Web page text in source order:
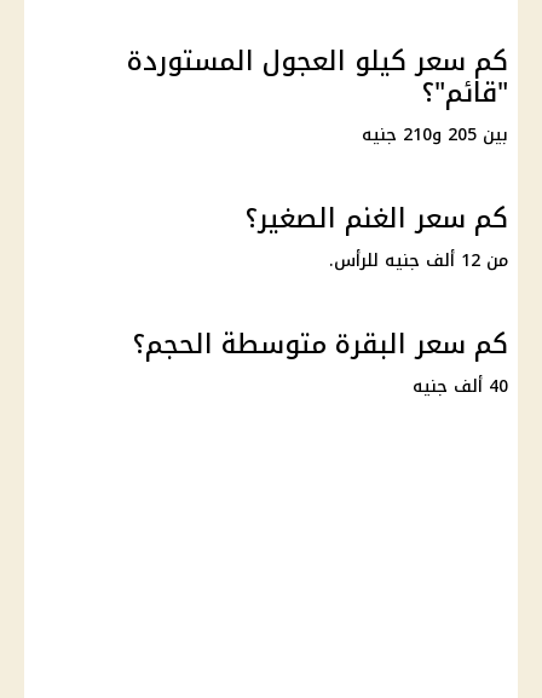
كم سعر كيلو العجول المستوردة
"قائم"؟
بين 205 و210 جنيه
كم سعر الغنم الصغير؟
من 12 ألف جنيه للرأس.
كم سعر البقرة متوسطة الحجم؟
40 ألف جنيه